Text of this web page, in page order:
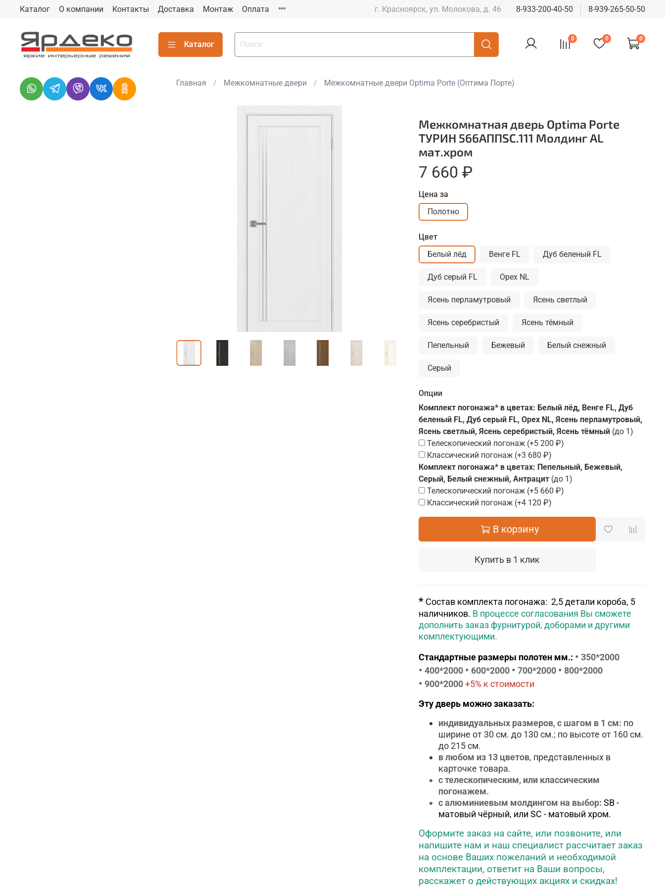
Каталог О компании Контакты Доставка Монтаж Оплата г. Красноярск, ул. Молокова, д. 46 8-933-200-40-50 8-939-265-50-50
Каталог
0 0 0
Главная Межкомнатные двери Межкомнатные двери Optima Porte (Оптима Порте)
Межкомнатная дверь Optima Porte
ТУРИН 566АППSC.111 Молдинг AL
мат.хром
7 660 ₽
Цена за
Полотно
Цвет
Белый лёд
Венге FL Дуб беленый FL
Дуб серый FL Орех NL
Ясень перламутровый Ясень светлый
Ясень серебристый Ясень тёмный
Пепельный Бежевый Белый снежный
Серый
Опции
Комплект погонажа* в цветах: Белый лёд, Венге FL, Дуб
беленый FL, Дуб серый FL, Орех NL, Ясень перламутровый,
Ясень светлый, Ясень серебристый, Ясень тёмный (до 1)
Телескопический погонаж(+5 200 ₽)
Классический погонаж (+3 680 ₽)
Комплект погонажа* в цветах: Пепельный, Бежевый,
Серый, Белый снежный, Антрацит (до 1)
Телескопический погонаж(+5 660 ₽)
Классический погонаж(+4 120 ₽)
В корзину
Купить в 1 клик
* Состав комплекта погонажа: 2,5 детали короба, 5
наличников. В процессе согласования Вы сможете
дополнить заказ фурнитурой, доборами и другими
комплектующими.
Стандартные размеры полотен мм.: • 350*2000
• 400*2000 • 600*2000 • 700*2000 • 800*2000
• 900*2000+5% к стоимости
Эту дверь можно заказать:
индивидуальных размеров, с шагом в 1 см: по
ширине от 30 см. до 130 см.; по высоте от 160 см.
до 215 см.
в любом из 13 цветов, представленных в
карточке товара.
с телескопическим, или классическим
погонажем.
с алюминиевым молдингом на выбор: SB -
матовый чёрный, или SC - матовый хром.
Оформите заказ на сайте, или позвоните, или
напишите нам и наш специалист рассчитает заказ
на основе Ваших пожеланий и необходимой
комплектации, ответит на Ваши вопросы,
расскажет о действующих акциях и скидках!